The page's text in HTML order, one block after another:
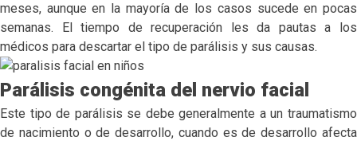
meses, aunque en la mayoría de los casos sucede en pocas
semanas. El tiempo de recuperación les da pautas a los
médicos para descartar el tipo de parálisis y sus causas.
Parálisis congénita del nervio facial
Este tipo de parálisis se debe generalmente a un traumatismo
de nacimiento o de desarrollo, cuando es de desarrollo afecta